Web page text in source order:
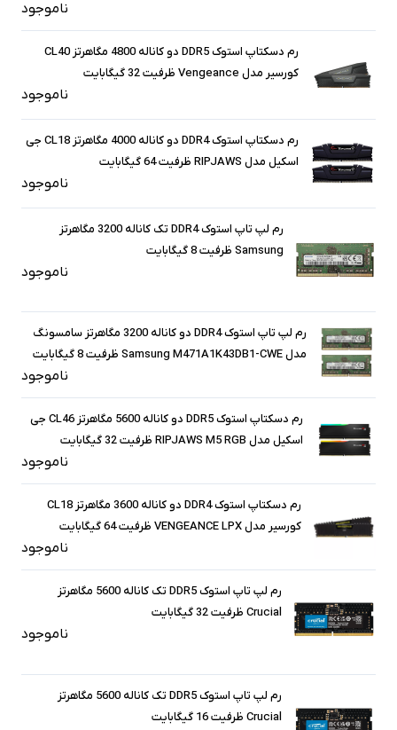
ناموجود
رم دسکتاپ استوک DDR5 دو کاناله 4800 مگاهرتز CL40
کورسیر مدل Vengeance ظرفیت 32 گیگابایت
ناموجود
رم دسکتاپ استوک DDR4 دو کاناله 4000 مگاهرتز CL18 جی
اسکیل مدل RIPJAWS ظرفیت 64 گیگابایت
ناموجود
رم لپ تاپ استوک DDR4 تک کاناله 3200 مگاهرتز
Samsung ظرفیت 8 گیگابایت
ناموجود
رم لپ تاپ استوک DDR4 دو کاناله 3200 مگاهرتز سامسونگ
مدل Samsung M471A1K43DB1-CWE ظرفیت 8 گیگابایت
ناموجود
رم دسکتاپ استوک DDR5 دو کاناله 5600 مگاهرتز CL46 جی
اسکیل مدل RIPJAWS M5 RGB ظرفیت 32 گیگابایت
ناموجود
رم دسکتاپ استوک DDR4 دو کاناله 3600 مگاهرتز CL18
کورسیر مدل VENGEANCE LPX ظرفیت 64 گیگابایت
ناموجود
رم لپ تاپ استوک DDR5 تک کاناله 5600 مگاهرتز
Crucial ظرفیت 32 گیگابایت
ناموجود
رم لپ تاپ استوک DDR5 تک کاناله 5600 مگاهرتز
Crucial ظرفیت 16 گیگابایت